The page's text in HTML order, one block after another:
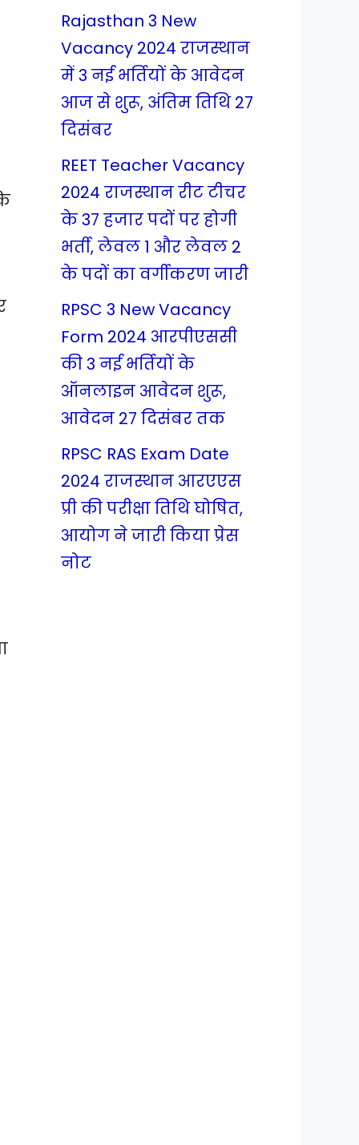
Rajasthan 3 New
Vacancy 2024 राजस्थान
में 3 नई भर्तियों के आवेदन
आज से शुरू, अंतिम तिथि 27
दिसंबर
REET Teacher Vacancy
2024 राजस्थान रीट टीचर
के 37 हजार पदों पर होगी
भर्ती, लेवल 1 और लेवल 2
के पदों का वर्गीकरण जारी
RPSC 3 New Vacancy
Form 2024 आरपीएससी
की 3 नई भर्तियों के
ऑनलाइन आवेदन शुरू,
आवेदन 27 दिसंबर तक
RPSC RAS Exam Date
2024 राजस्थान आरएएस
प्री की परीक्षा तिथि घोषित,
आयोग ने जारी किया प्रेस
नोट